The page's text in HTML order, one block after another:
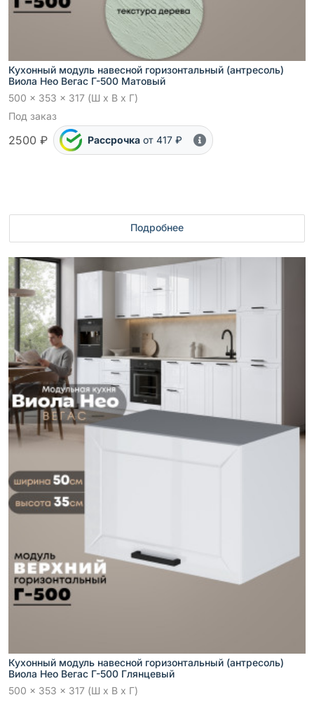
Кухонный модуль навесной горизонтальный (антресоль)
Виола Нео Вегас Г-500 Матовый
500 x 353 x 317 (Ш x В x Г)
Под заказ
2500 ₽ Рассрочка от 417 ₽
Подробнее
Кухонный модуль навесной горизонтальный (антресоль)
Виола Нео Вегас Г-500 Глянцевый
500 x 353 x 317 (Ш x В x Г)